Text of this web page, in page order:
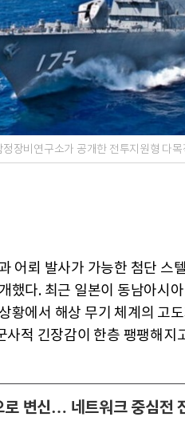
장비연구소가 공개한 전투지원형 다목
어뢰 발사가 가능한 첨단 스
했다. 최근 일본이 동남아시
황에서 해상 무기 체계의 고
사적 긴장감이 한층 팽팽해지
로 변신… 네트워크 중심전